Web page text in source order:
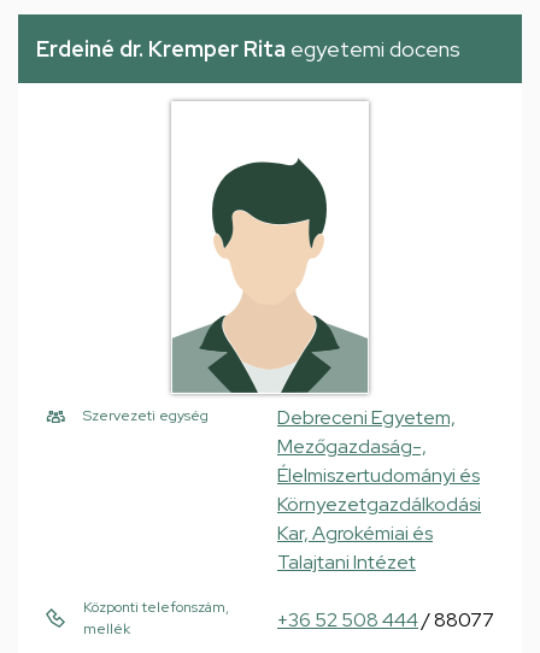
Erdeiné dr. Kremper Rita egyetemi docens
Szervezeti egység
Debreceni Egyetem,
Mezőgazdaság-,
Élelmiszertudományi és
Környezetgazdálkodási
Kar, Agrokémiai és
Talajtani Intézet
Központi telefonszám,
mellék
+36 52 508 444/ 88077